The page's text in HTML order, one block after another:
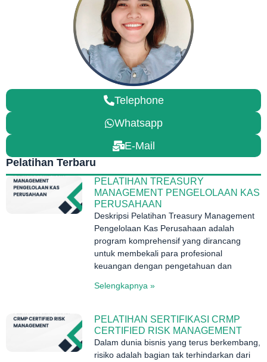
Telephone
Whatsapp
E-Mail
Pelatihan Terbaru
PELATIHAN TREASURY
MANAGEMENT PENGELOLAAN KAS
PERUSAHAAN
Deskripsi Pelatihan Treasury Management
Pengelolaan Kas Perusahaan adalah
program komprehensif yang dirancang
untuk membekali para profesional
keuangan dengan pengetahuan dan
Selengkapnya »
PELATIHAN SERTIFIKASI CRMP
CERTIFIED RISK MANAGEMENT
Dalam dunia bisnis yang terus berkembang,
risiko adalah bagian tak terhindarkan dari